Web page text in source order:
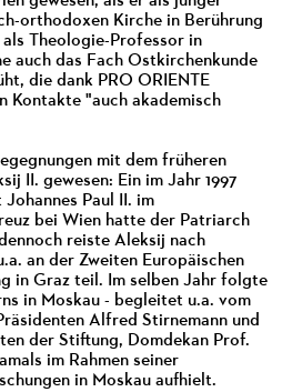
orthodoxen Kirche in Berührung
Theologie-Professor in
auch das Fach Ostkirchenkunde
die dank PRO ORIENTE
Kontakte "auch akademisch
mit dem früheren
II. gewesen: Ein im Jahr 1997
Paul II. im
bei Wien hatte der Patriarch
reiste Aleksij nach
an der Zweiten Europäischen
in Graz teil. Im selben Jahr folgte
in Moskau - begleitet u.a. vom
Alfred Stirnemann und
der Stiftung, Domdekan Prof.
im Rahmen seiner
in Moskau aufhielt.